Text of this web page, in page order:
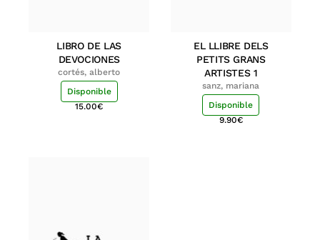
LIBRO DE LAS
DEVOCIONES
cortés, alberto
Disponible
15.00€
EL LLIBRE DELS
PETITS GRANS
ARTISTES 1
sanz, mariana
Disponible
9.90€